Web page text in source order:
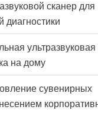
сканер для
диагностики
ультразвуковая
на дому
сувенирных